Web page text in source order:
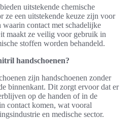
uitstekende chemische
ze een uitstekende keuze zijn voor
waarin contact met schadelijke
maakt ze veilig voor gebruik in
stoffen worden behandeld.
handschoenen?
zijn handschoenen zonder
binnenkant. Dit zorgt ervoor dat er
op de handen of in de
contact komen, wat vooral
en medische sector.